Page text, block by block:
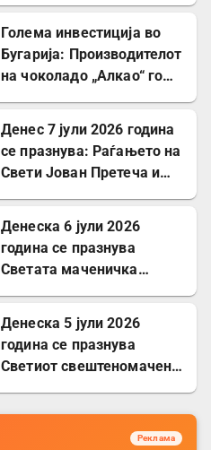
Голема инвестиција во
Бугарија: Производителот
на чоколадо „Алкао“ го
Денес 7 јули 2026 година
се празнува: Раѓањето на
Свети Јован Претеча и
Денеска 6 јули 2026
година се празнува
Светата маченичка
Денеска 5 јули 2026
година се празнува
Светиот свештеномаченик
Реклама